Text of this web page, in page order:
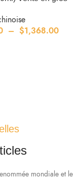
– $1,368.00
mondiale et le